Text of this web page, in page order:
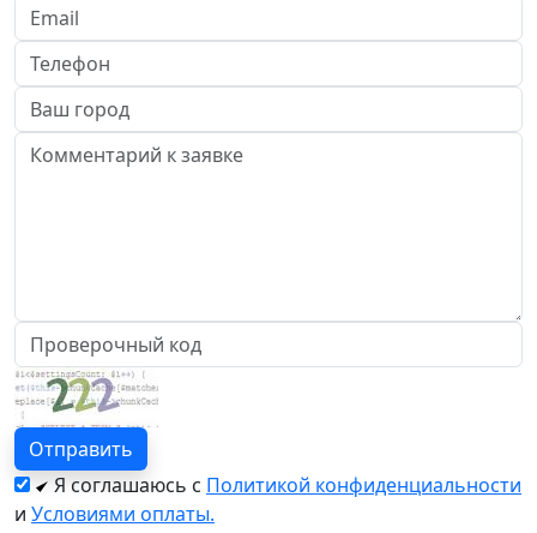
Я соглашаюсь с Политикой конфиденциальности
и Условиями оплаты.